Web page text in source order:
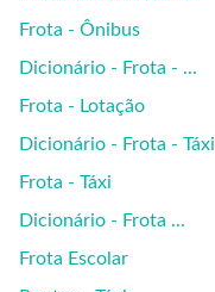
Frota - Ônibus
Dicionário - Frota - ...
Frota - Lotação
Dicionário - Frota - Táxi
Frota - Táxi
Dicionário - Frota ...
Frota Escolar